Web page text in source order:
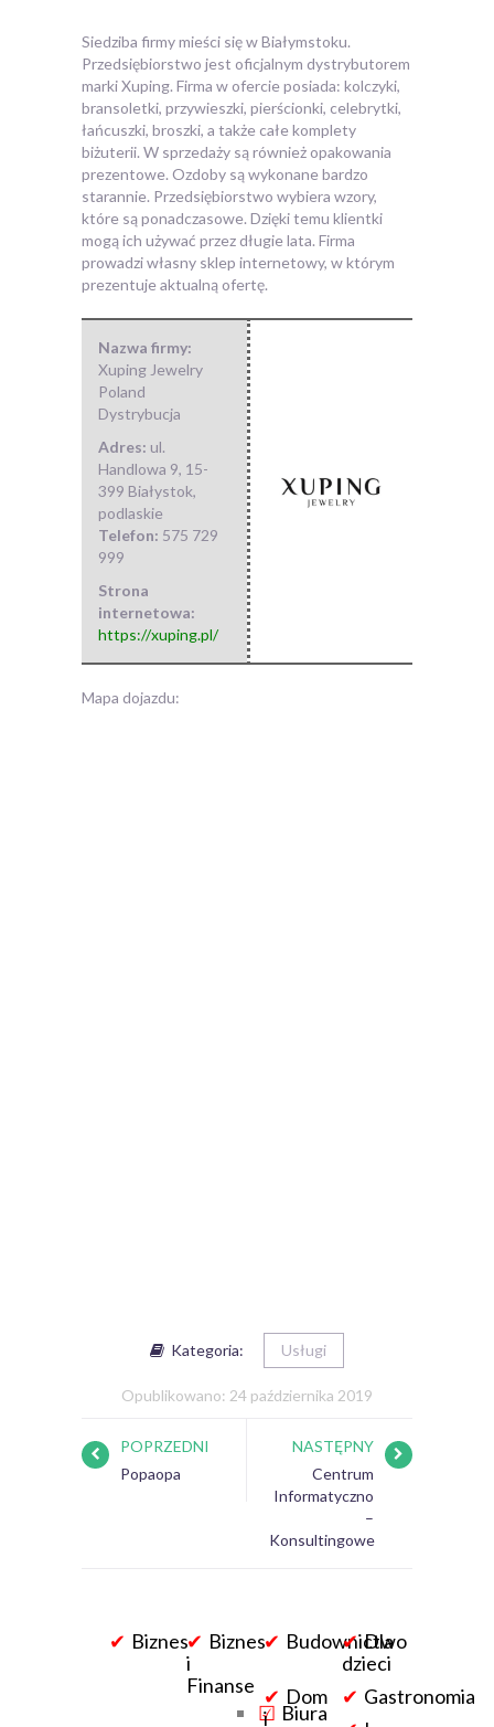
Siedziba firmy mieści się w Białymstoku.
Przedsiębiorstwo jest oficjalnym dystrybutorem
marki Xuping. Firma w ofercie posiada: kolczyki,
bransoletki, przywieszki, pierścionki, celebrytki,
łańcuszki, broszki, a także całe komplety
biżuterii. W sprzedaży są również opakowania
prezentowe. Ozdoby są wykonane bardzo
starannie. Przedsiębiorstwo wybiera wzory,
które są ponadczasowe. Dzięki temu klientki
mogą ich używać przez długie lata. Firma
prowadzi własny sklep internetowy, w którym
prezentuje aktualną ofertę.
Nazwa firmy:
Xuping Jewelry
Poland
Dystrybucja
Adres: ul.
Handlowa 9, 15-
399 Białystok,
podlaskie
Telefon: 575 729
999
Strona
internetowa:
https://xuping.pl/
Mapa dojazdu:
Kategoria: Usługi
Opublikowano: 24 października 2019
POPRZEDNI
Popaopa
NASTĘPNY
Centrum
Informatyczno
–
Konsultingowe
Biznes
Biznes
i
Finanse
Biura
Budownictwo
Dla
dzieci
Dom
i
Gastronomia